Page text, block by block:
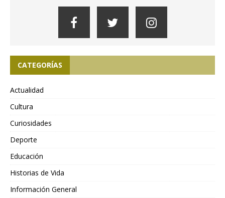
CATEGORÍAS
Actualidad
Cultura
Curiosidades
Deporte
Educación
Historias de Vida
Información General